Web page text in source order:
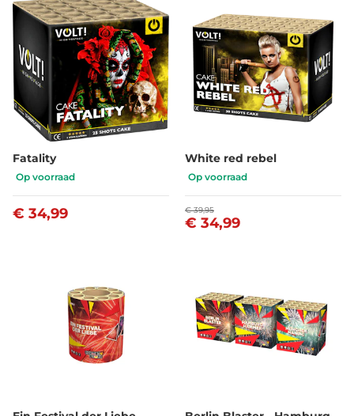
Fatality
Op voorraad
€ 34,99
White red rebel
Op voorraad
€ 34,99
€ 39,95